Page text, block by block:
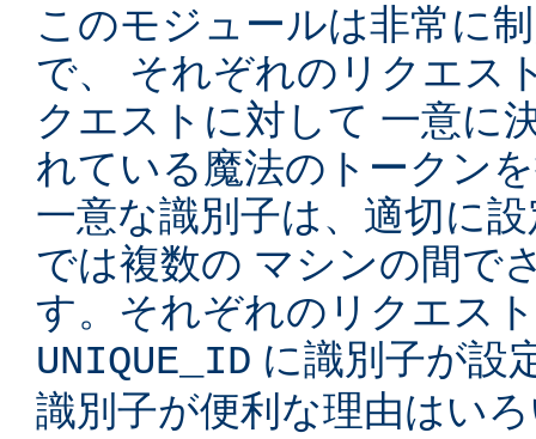
このモジュールは非常に
で、 それぞれのリクエス
クエストに対して 一意に
れている魔法のトークン
一意な識別子は、適切に
では複数の マシンの間で
す。それぞれのリクエス
UNIQUE_ID に識別子が設
識別子が便利な理由はい